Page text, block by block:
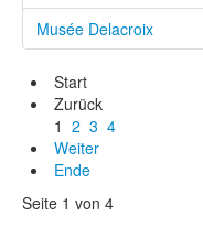
Musée Delacroix
Start
Zurück
1 2 3 4
Weiter
Ende
Seite 1 von 4